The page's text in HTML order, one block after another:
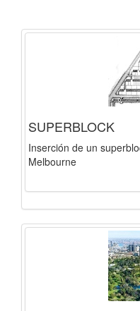
SUPERBLOCK
Inserción de un
Melbourne